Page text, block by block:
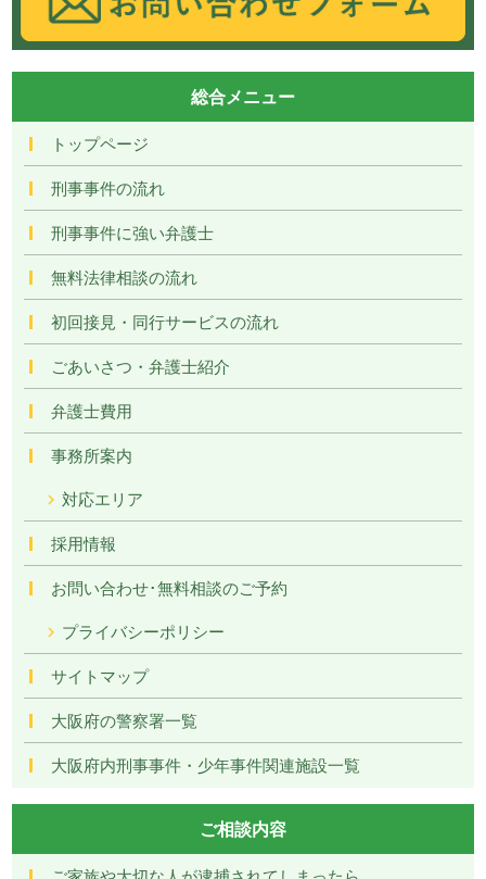
総合メニュー
トップページ
刑事事件の流れ
刑事事件に強い弁護士
無料法律相談の流れ
初回接見・同行サービスの流れ
ごあいさつ・弁護士紹介
弁護士費用
事務所案内
対応エリア
採用情報
お問い合わせ･無料相談のご予約
プライバシーポリシー
サイトマップ
大阪府の警察署一覧
大阪府内刑事事件・少年事件関連施設一覧
ご相談内容